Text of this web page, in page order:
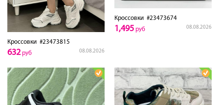
Кроссовки #23473815
08.08.2026
632руб
Кроссовки #23473674
08.08.2026
1,495 руб